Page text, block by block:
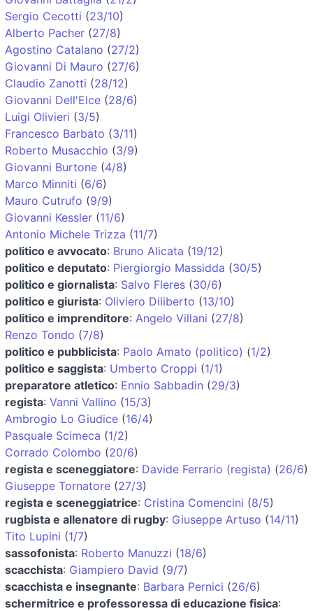
Sergio Cecotti (23/10)
Alberto Pacher (27/8)
Agostino Catalano (27/2)
Giovanni Di Mauro (27/6)
Claudio Zanotti (28/12)
Giovanni Dell'Elce (28/6)
Luigi Olivieri (3/5)
Francesco Barbato (3/11)
Roberto Musacchio (3/9)
Giovanni Burtone (4/8)
Marco Minniti (6/6)
Mauro Cutrufo (9/9)
Giovanni Kessler (11/6)
Antonio Michele Trizza (11/7)
politico e avvocato: Bruno Alicata (19/12)
politico e deputato: Piergiorgio Massidda (30/5)
politico e giornalista: Salvo Fleres (30/6)
politico e giurista: Oliviero Diliberto (13/10)
politico e imprenditore: Angelo Villani (27/8)
Renzo Tondo (7/8)
politico e pubblicista: Paolo Amato (politico) (1/2)
politico e saggista: Umberto Croppi (1/1)
preparatore atletico: Ennio Sabbadin (29/3)
regista: Vanni Vallino (15/3)
Ambrogio Lo Giudice (16/4)
Pasquale Scimeca (1/2)
Corrado Colombo (20/6)
regista e sceneggiatore: Davide Ferrario (regista) (26/6)
Giuseppe Tornatore (27/3)
regista e sceneggiatrice: Cristina Comencini (8/5)
rugbista e allenatore di rugby: Giuseppe Artuso (14/11)
Tito Lupini (1/7)
sassofonista: Roberto Manuzzi (18/6)
scacchista: Giampiero David (9/7)
scacchista e insegnante: Barbara Pernici (26/6)
schermitrice e professoressa di educazione fisica: